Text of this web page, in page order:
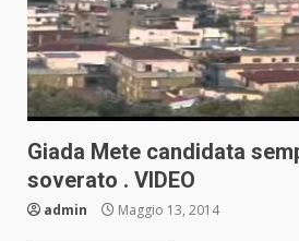
Giada Mete candidata
soverato . VIDEO
admin Maggio 13, 2014